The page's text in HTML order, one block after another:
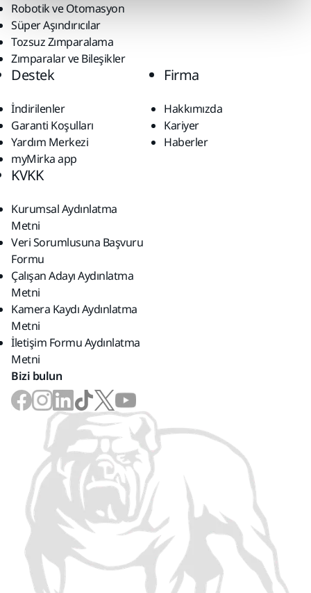
Robotik ve Otomasyon
Süper Aşındırıcılar
Tozsuz Zımparalama
Zımparalar ve Bileşikler
Destek
İndirilenler
Garanti Koşulları
Yardım Merkezi
myMirka app
Firma
Hakkımızda
Kariyer
Haberler
KVKK
Kurumsal Aydınlatma
Metni
Veri Sorumlusuna Başvuru
Formu
Çalışan Adayı Aydınlatma
Metni
Kamera Kaydı Aydınlatma
Metni
İletişim Formu Aydınlatma
Metni
Bizi bulun